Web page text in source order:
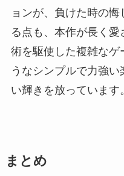
ョンが、負けた時の
る点も、本作が長く
術を駆使した複雑なゲ
うなシンプルで力強
い輝きを放っています。
まとめ